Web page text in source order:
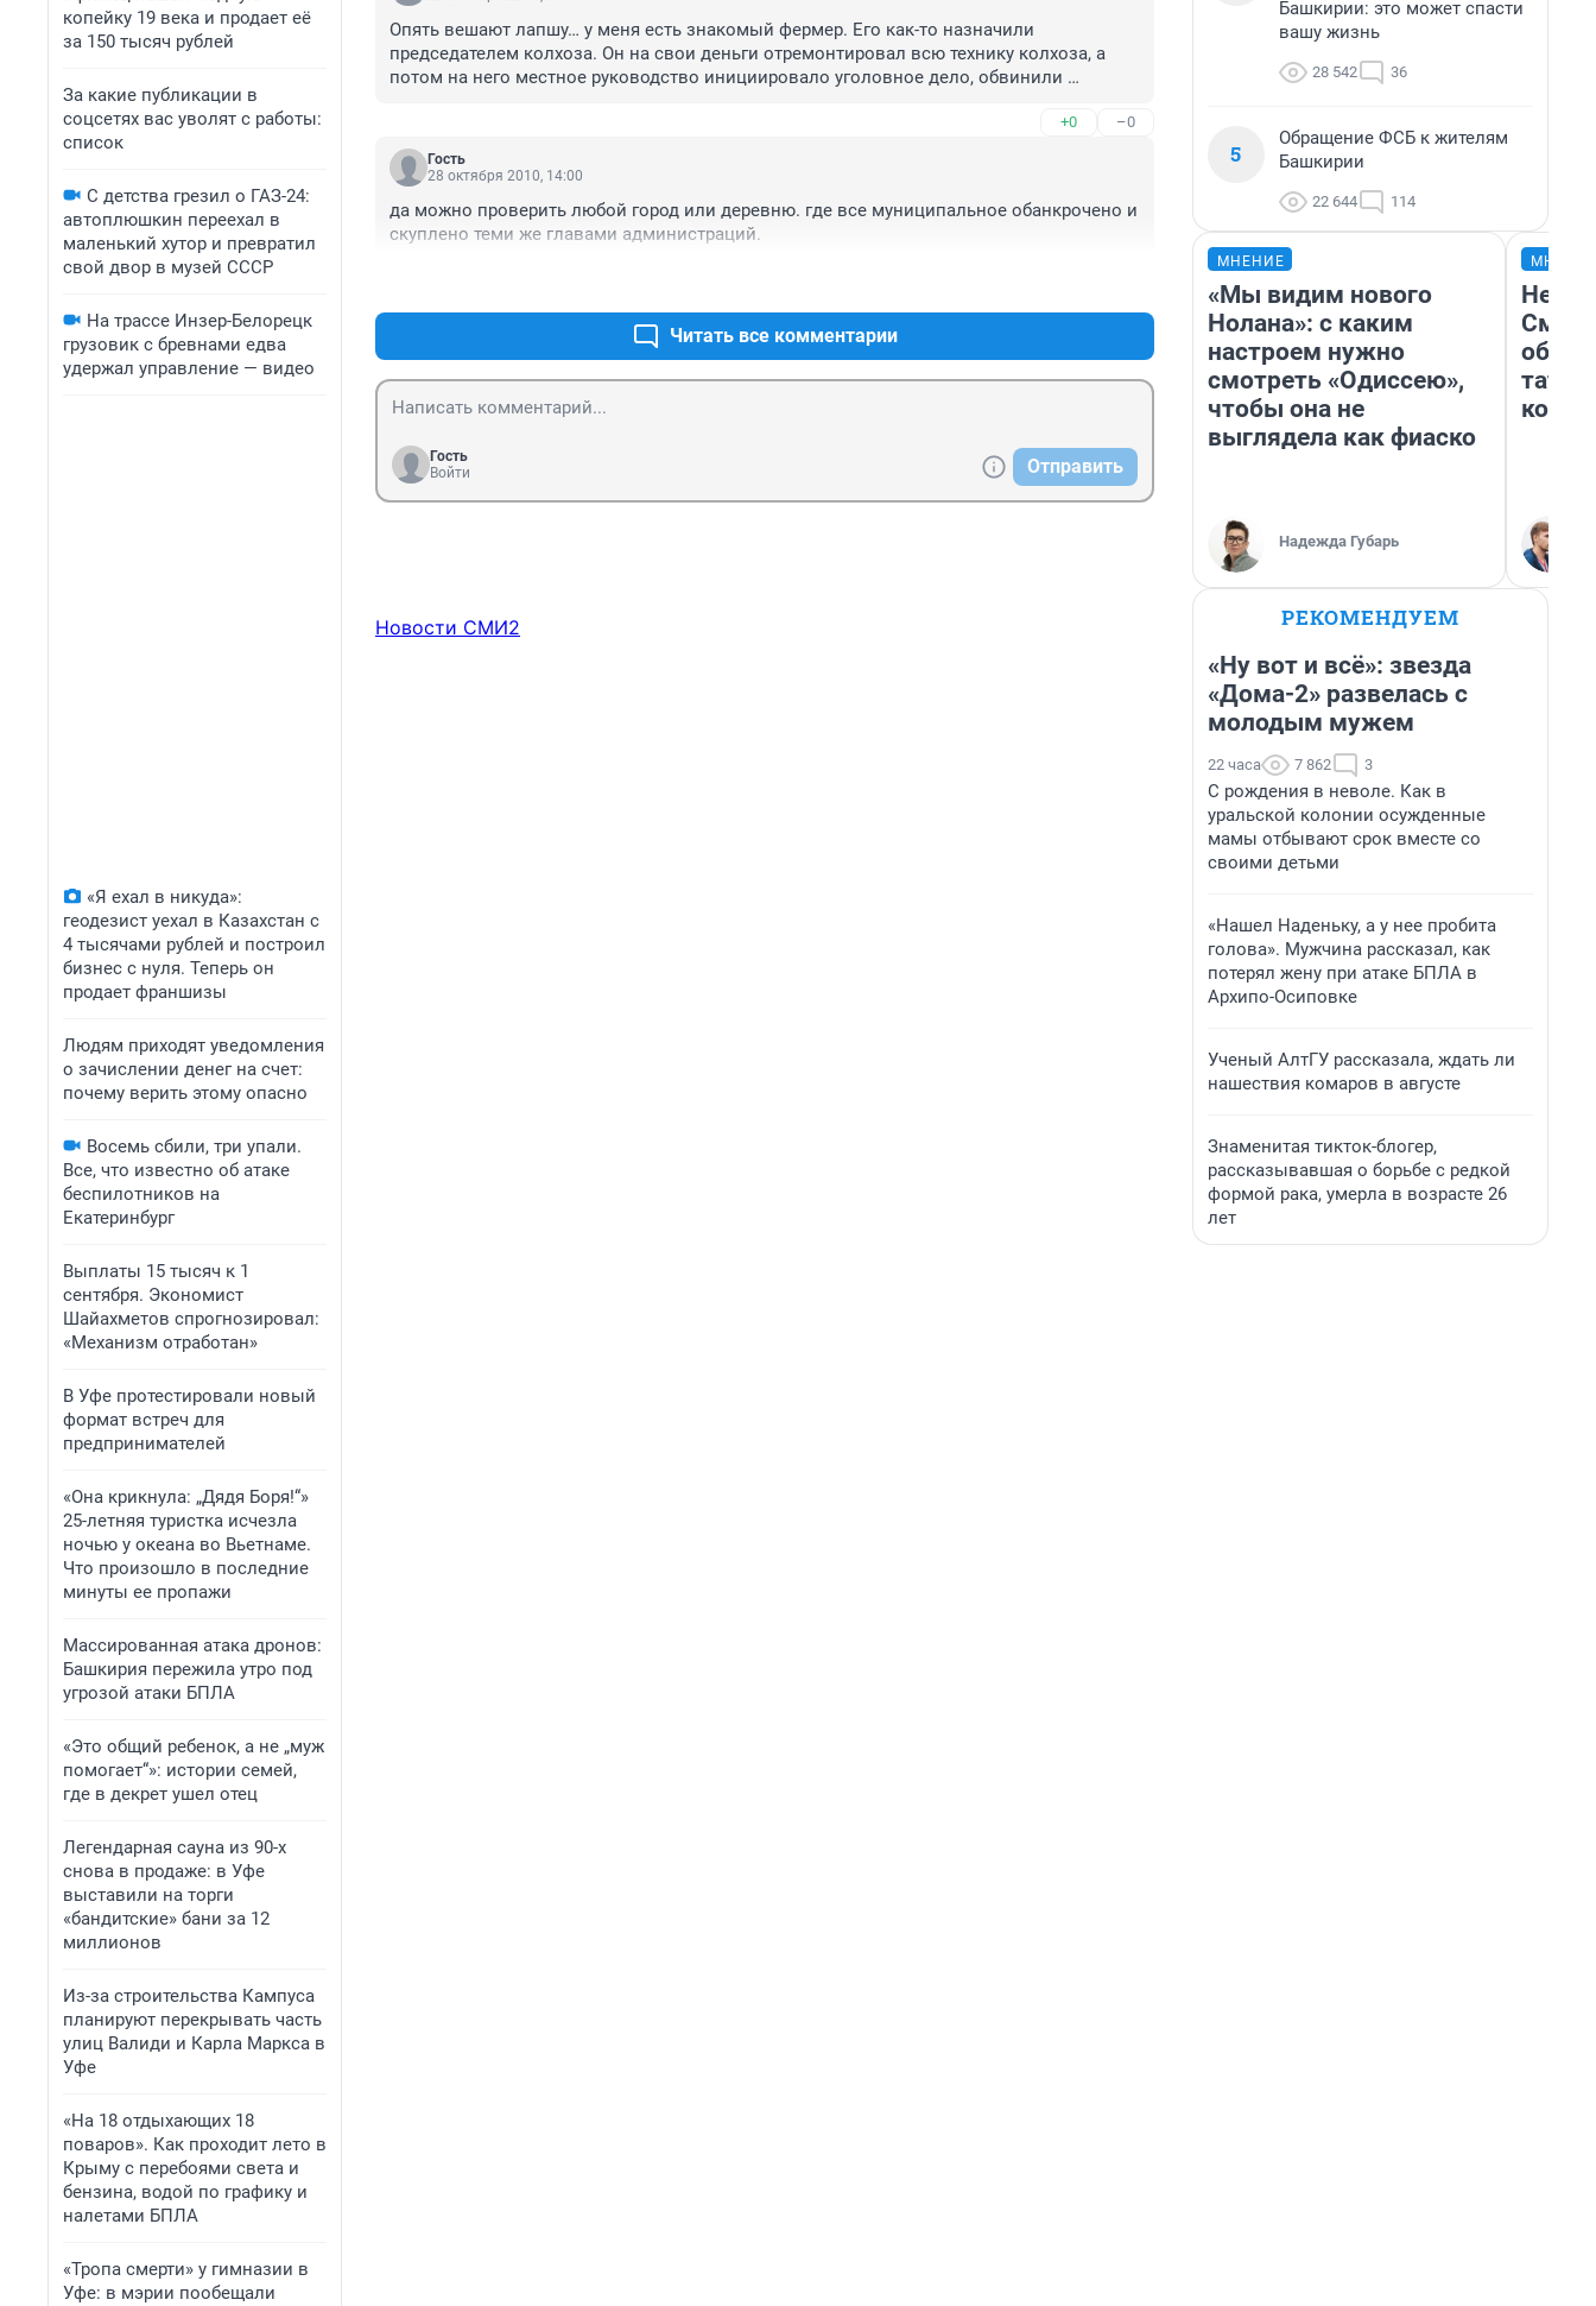
копейку 19 века и продает её
за 150 тысяч рублей
За какие публикации в
соцсетях вас уволят с работы:
список
С детства грезил о ГАЗ-24:
автоплюшкин переехал в
маленький хутор и превратил
свой двор в музей СССР
На трассе Инзер-Белорецк
грузовик с бревнами едва
удержал управление — видео
«Я ехал в никуда»:
геодезист уехал в Казахстан с
4 тысячами рублей и построил
бизнес с нуля. Теперь он
продает франшизы
Людям приходят уведомления
о зачислении денег на счет:
почему верить этому опасно
Восемь сбили, три упали.
Все, что известно об атаке
беспилотников на
Екатеринбург
Выплаты 15 тысяч к 1
сентября. Экономист
Шайахметов спрогнозировал:
«Механизм отработан»
В Уфе протестировали новый
формат встреч для
предпринимателей
«Она крикнула: „Дядя Боря!“»
25-летняя туристка исчезла
ночью у океана во Вьетнаме.
Что произошло в последние
минуты ее пропажи
Массированная атака дронов:
Башкирия пережила утро под
угрозой атаки БПЛА
«Это общий ребенок, а не „муж
помогает“»: истории семей,
где в декрет ушел отец
Легендарная сауна из 90-х
снова в продаже: в Уфе
выставили на торги
«бандитские» бани за 12
миллионов
Из-за строительства Кампуса
планируют перекрывать часть
улиц Валиди и Карла Маркса в
Уфе
«На 18 отдыхающих 18
поваров». Как проходит лето в
Крыму с перебоями света и
бензина, водой по графику и
налетами БПЛА
«Тропа смерти» у гимназии в
Уфе: в мэрии пообещали
Опять вешают лапшу… у меня есть знакомый фермер. Его как-то назначили
председателем колхоза. Он на свои деньги отремонтировал всю технику колхоза, а
потом на него местное руководство инициировало уголовное дело, обвинили
собственного кармана ему никто и не вернул. Дело было в Татышлинском районе
+0 –0
Гость
28 октября 2010, 14:00
да можно проверить любой город или деревню. где все муниципальное обанкрочено и
скуплено теми же главами администраций.
Читать все комментарии
Гость
Войти
Отправить
Новости СМИ2
Башкирии: это может спасти
вашу жизнь
28 542 36
5
Обращение ФСБ к жителям
Башкирии
22 644 114
МНЕНИЕ
«Мы видим нового
Нолана»: с каким
настроем нужно
смотреть «Одиссею»,
чтобы она не
выглядела как фиаско
Надежда Губарь
РЕКОМЕНДУЕМ
«Ну вот и всё»: звезда
«Дома-2» развелась с
молодым мужем
22 часа 7 862 3
С рождения в неволе. Как в
уральской колонии осужденные
мамы отбывают срок вместе со
своими детьми
«Нашел Наденьку, а у нее пробита
голова». Мужчина рассказал, как
потерял жену при атаке БПЛА в
Архипо-Осиповке
Ученый АлтГУ рассказала, ждать ли
нашествия комаров в августе
Знаменитая тикток-блогер,
рассказывавшая о борьбе с редкой
формой рака, умерла в возрасте 26
лет